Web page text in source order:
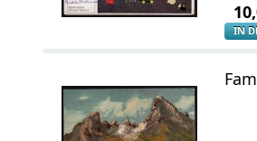
IN